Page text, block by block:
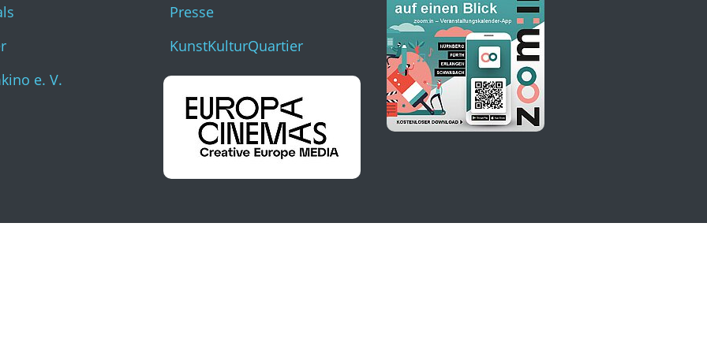
e. V.
Presse
KunstKulturQuartier